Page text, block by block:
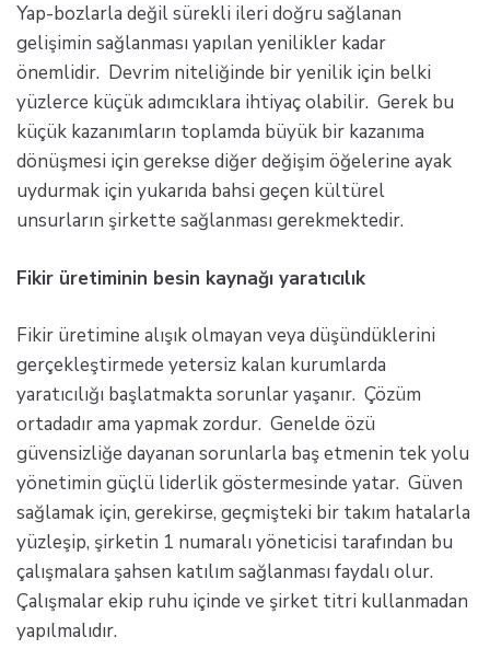
Yap-bozlarla değil sürekli ileri doğru sağlanan
gelişimin sağlanması yapılan yenilikler kadar
önemlidir. Devrim niteliğinde bir yenilik için belki
yüzlerce küçük adımcıklara ihtiyaç olabilir. Gerek bu
küçük kazanımların toplamda büyük bir kazanıma
dönüşmesi için gerekse diğer değişim öğelerine ayak
uydurmak için yukarıda bahsi geçen kültürel
unsurların şirkette sağlanması gerekmektedir.
Fikir üretiminin besin kaynağı yaratıcılık
Fikir üretimine alışık olmayan veya düşündüklerini
gerçekleştirmede yetersiz kalan kurumlarda
yaratıcılığı başlatmakta sorunlar yaşanır. Çözüm
ortadadır ama yapmak zordur. Genelde özü
güvensizliğe dayanan sorunlarla baş etmenin tek yolu
yönetimin güçlü liderlik göstermesinde yatar. Güven
sağlamak için, gerekirse, geçmişteki bir takım hatalarla
yüzleşip, şirketin 1 numaralı yöneticisi tarafından bu
çalışmalara şahsen katılım sağlanması faydalı olur.
Çalışmalar ekip ruhu içinde ve şirket titri kullanmadan
yapılmalıdır.